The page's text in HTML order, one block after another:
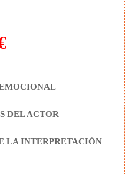
DEL ACTOR
LA INTERPRETACIÓN